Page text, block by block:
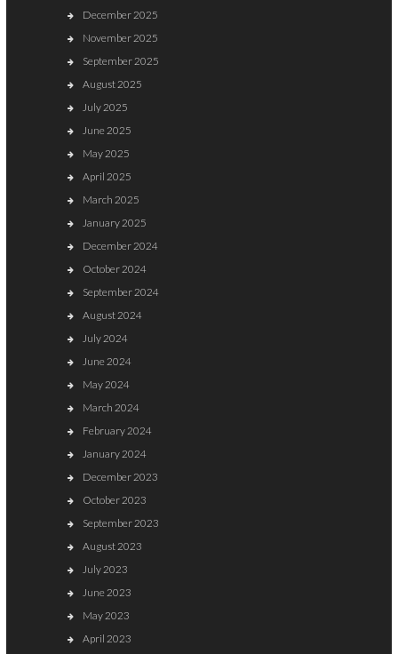
December 2025
November 2025
September 2025
August 2025
July 2025
June 2025
May 2025
April 2025
March 2025
January 2025
December 2024
October 2024
September 2024
August 2024
July 2024
June 2024
May 2024
March 2024
February 2024
January 2024
December 2023
October 2023
September 2023
August 2023
July 2023
June 2023
May 2023
April 2023